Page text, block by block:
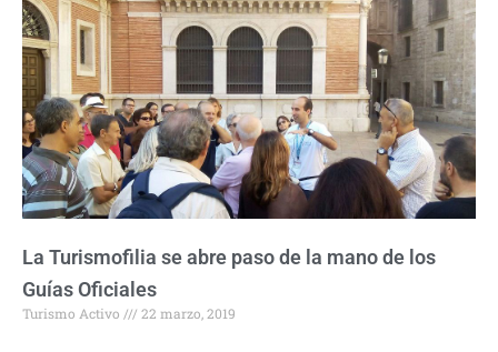
La Turismofilia se abre paso de la mano de los
Guías Oficiales
Turismo Activo 22 marzo, 2019